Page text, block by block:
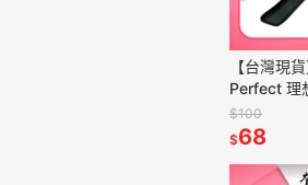
【台灣現
Perfect 理
量化 方便
水果刀 蔬
$100
$68